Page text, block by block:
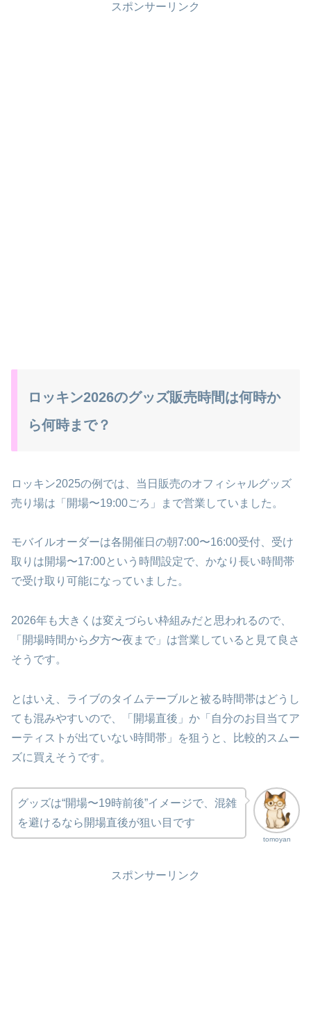
スポンサーリンク
ロッキン2026のグッズ販売時間は何時か
ら何時まで？
ロッキン2025の例では、当日販売のオフィシャルグッズ
売り場は「開場〜19:00ごろ」まで営業していました。
モバイルオーダーは各開催日の朝7:00〜16:00受付、受け
取りは開場〜17:00という時間設定で、かなり長い時間帯
で受け取り可能になっていました。
2026年も大きくは変えづらい枠組みだと思われるので、
「開場時間から夕方〜夜まで」は営業していると見て良さ
そうです。
とはいえ、ライブのタイムテーブルと被る時間帯はどうし
ても混みやすいので、「開場直後」か「自分のお目当てア
ーティストが出ていない時間帯」を狙うと、比較的スムー
ズに買えそうです。
tomoyan
グッズは“開場〜19時前後”イメージで、混雑
を避けるなら開場直後が狙い目です
スポンサーリンク